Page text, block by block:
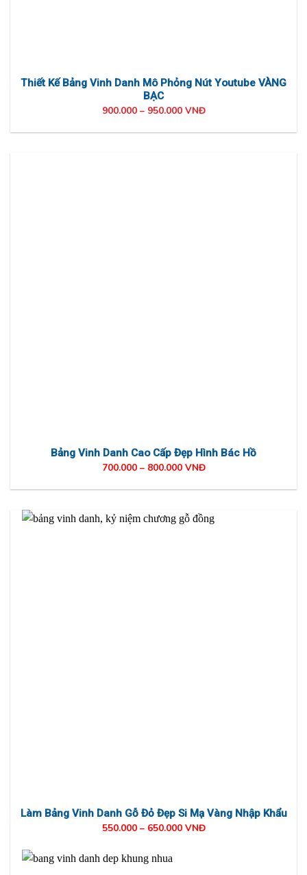
Thiết Kế Bảng Vinh Danh Mô Phỏng Nút Youtube VÀNG
BẠC
900.000 – 950.000 VNĐ
Bảng Vinh Danh Cao Cấp Đẹp Hình Bác Hồ
700.000 – 800.000 VNĐ
Làm Bảng Vinh Danh Gỗ Đỏ Đẹp Si Mạ Vàng Nhập Khẩu
550.000 – 650.000 VNĐ